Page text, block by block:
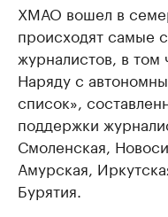
ХМАО вошел в
происходят самые
журналистов, в том
Наряду с
список»,
поддержки
Смоленская,
Амурская,
Бурятия.